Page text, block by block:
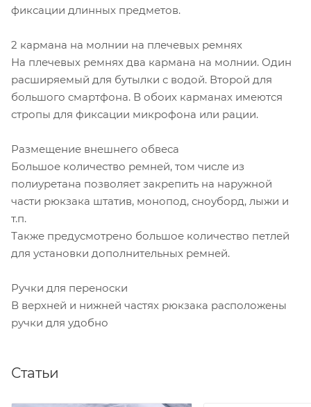
фиксации длинных предметов.
2 кармана на молнии на плечевых ремнях
На плечевых ремнях два кармана на молнии. Один
расширяемый для бутылки с водой. Второй для
большого смартфона. В обоих карманах имеются
стропы для фиксации микрофона или рации.
Размещение внешнего обвеса
Большое количество ремней, том числе из
полиуретана позволяет закрепить на наружной
части рюкзака штатив, монопод, сноуборд, лыжи и
т.п.
Также предусмотрено большое количество петлей
для установки дополнительных ремней.
Ручки для переноски
В верхней и нижней частях рюкзака расположены
ручки для удобно
Статьи